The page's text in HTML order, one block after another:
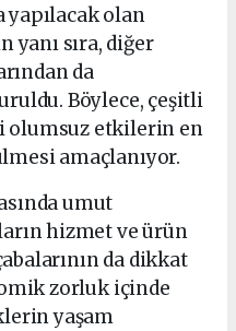
olan
sıra, diğer
da
Böylece, çeşitli
olumsuz etkilerin en
amaçlanıyor.
umut
hizmet ve ürün
da dikkat
zorluk içinde
yaşam